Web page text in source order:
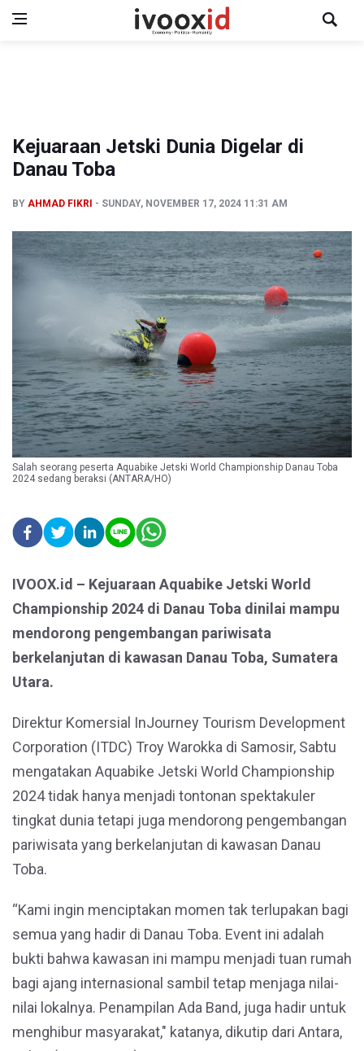
Kejuaraan Jetski Dunia Digelar di
Danau Toba
BY AHMAD FIKRI SUNDAY, NOVEMBER 17, 2024 11:31 AM
Salah seorang peserta Aquabike Jetski World Championship Danau Toba
2024 sedang beraksi (ANTARA/HO)
IVOOX.id – Kejuaraan Aquabike Jetski World
Championship 2024 di Danau Toba dinilai mampu
mendorong pengembangan pariwisata
berkelanjutan di kawasan Danau Toba, Sumatera
Utara.
Direktur Komersial InJourney Tourism Development
Corporation (ITDC) Troy Warokka di Samosir, Sabtu
mengatakan Aquabike Jetski World Championship
2024 tidak hanya menjadi tontonan spektakuler
tingkat dunia tetapi juga mendorong pengembangan
pariwisata yang berkelanjutan di kawasan Danau
Toba.
“Kami ingin menciptakan momen tak terlupakan bagi
semua yang hadir di Danau Toba. Event ini adalah
bukti bahwa kawasan ini mampu menjadi tuan rumah
bagi ajang internasional sambil tetap menjaga nilai-
nilai lokalnya. Penampilan Ada Band, juga hadir untuk
menghibur masyarakat," katanya, dikutip dari Antara,